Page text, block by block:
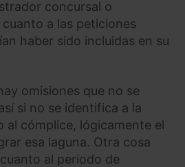
concursal o
a las peticiones
haber sido incluidas en su
omisiones que no se
si no se identifica a la
al cómplice, lógicamente el
esa laguna. Otra cosa
al periodo de